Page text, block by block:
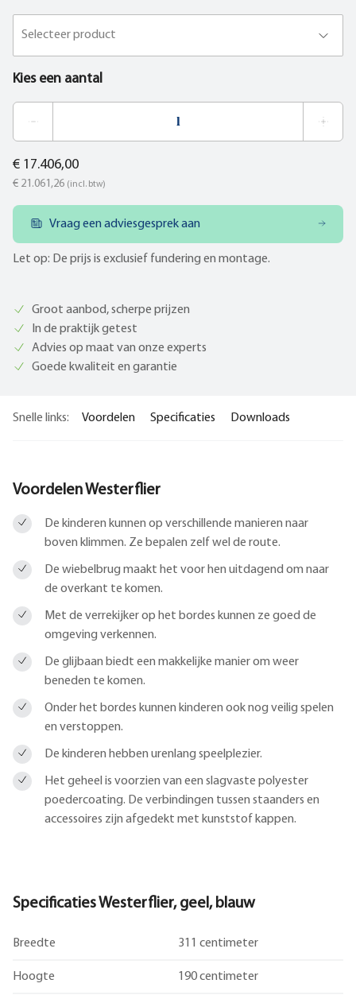
Selecteer product
Kies een aantal
€ 17.406,00
€ 21.061,26 (incl. btw)
Vraag een adviesgesprek aan
Let op: De prijs is exclusief fundering en montage.
Groot aanbod, scherpe prijzen
In de praktijk getest
Advies op maat van onze experts
Goede kwaliteit en garantie
Snelle links: Voordelen Specificaties Downloads
Voordelen Westerflier
De kinderen kunnen op verschillende manieren naar
boven klimmen. Ze bepalen zelf wel de route.
De wiebelbrug maakt het voor hen uitdagend om naar
de overkant te komen.
Met de verrekijker op het bordes kunnen ze goed de
omgeving verkennen.
De glijbaan biedt een makkelijke manier om weer
beneden te komen.
Onder het bordes kunnen kinderen ook nog veilig spelen
en verstoppen.
De kinderen hebben urenlang speelplezier.
Het geheel is voorzien van een slagvaste polyester
poedercoating. De verbindingen tussen staanders en
accessoires zijn afgedekt met kunststof kappen.
Specificaties Westerflier, geel, blauw
Breedte 311 centimeter
Hoogte 190 centimeter